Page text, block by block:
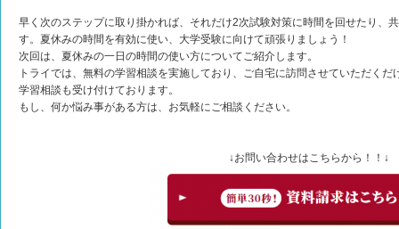
早く次のステップに取り掛かれば、それだけ2次試験対策に時間を回せたり、
す。夏休みの時間を有効に使い、大学受験に向けて頑張りましょう！
次回は、夏休みの一日の時間の使い方についてご紹介します。
トライでは、無料の学習相談を実施しており、ご自宅に訪問させていただく
学習相談も受け付けております。
もし、何か悩み事がある方は、お気軽にご相談ください。
↓お問い合わせはこちらから！！↓